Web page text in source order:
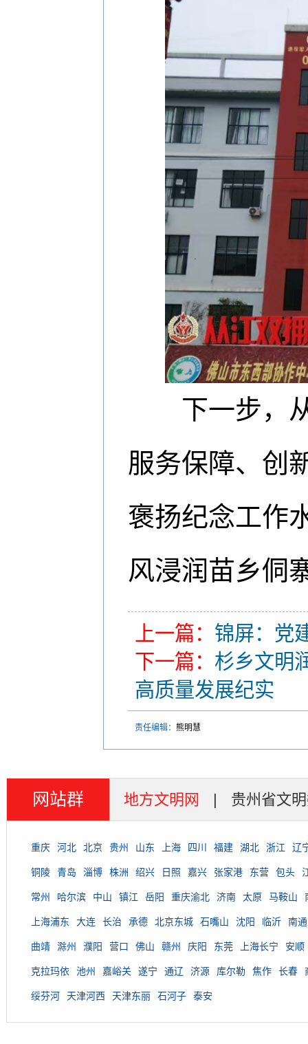
下一步，从
服务保障、创
褒扬纪念工作
风浸润苗乡侗
上一篇： 锦屏：党
下一篇： 杉乡文明
高质量发展纪实
责任编辑： 熊明慧
网站群 地方文明网 贵州省文
重庆 河北 北京 贵州 山东 上海 四川 福建 湖北 浙江 辽
铜陵 青岛 淄博 株洲 绍兴 日照 嘉兴 张家港 东营 包头
常州 哈尔滨 中山 镇江 岳阳 重庆渝北 济南 太原 马鞍山
上海浦东 大连 长治 承德 北京东城 石嘴山 沈阳 临沂 南通
曲靖 滁州 濮阳 营口 佛山 赣州 庆阳 东莞 上海长宁 安顺
克拉玛依 池州 嘉峪关 遂宁 通辽 济源 库尔勒 焦作 长春
绥芬河 天津河西 天津东丽 石河子 泰安